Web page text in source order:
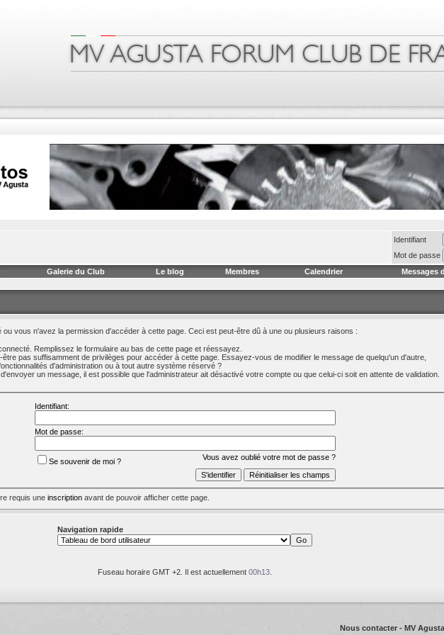
Identifiant
Mot de passe
Galerie du Club Le blog Membres Calendrier Messages
ou vous n'avez la permission d'accéder à cette page. Ceci est peut-être dû à une ou plusieurs raisons :
Remplissez le formulaire au bas de cette page et réessayez.
être pas suffisamment de privilèges pour accéder à cette page. Essayez-vous de modifier le message de quelqu'un d'autre,
d'administration ou à tout autre système réservé ?
un message, il est possible que l'administrateur ait désactivé votre compte ou que celui-ci soit en attente de validation.
Identifiant:
Mot de passe:
Vous avez oublié votre mot de passe ?
Se souvenir de moi ?
requis une inscriptionavant de pouvoir afficher cette page.
Navigation rapide
Fuseau horaire GMT +2. Il est actuellement 00h13
Nous contacter - MV